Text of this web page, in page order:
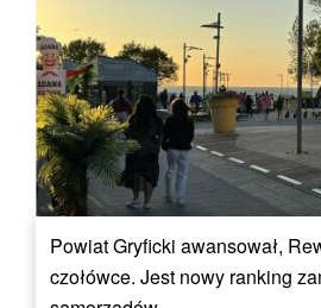
Powiat Gryficki awansował,
czołówce. Jest nowy ranking